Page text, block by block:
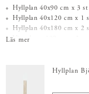
Hyllplan 40x90 cm x 3 st
Hyllplan 40x120 cm x 1
Hyllplan 40x180 cm x 2
Väggskena 198 cm x 3 st
Läs mer
Hyllplan